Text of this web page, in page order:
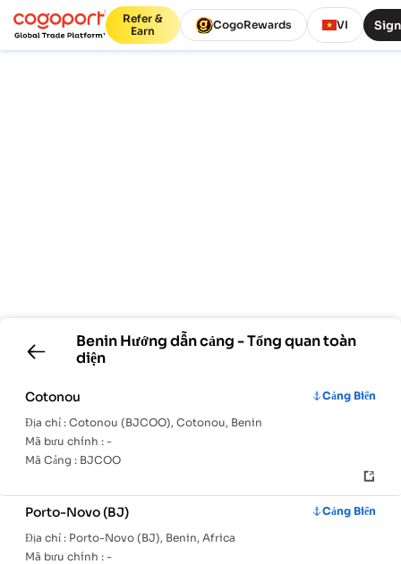
Refer &
Earn
CogoRewards VI
BeninHướng dẫn cảng - Tổng quan toàn
diện
Cotonou
Cảng Biển
Địa chỉ : Cotonou (BJCOO), Cotonou, Benin
Mã bưu chính : -
Mã Cảng : BJCOO
Porto-Novo (BJ)
Cảng Biển
Địa chỉ : Porto-Novo (BJ), Benin, Africa
Mã bưu chính : -